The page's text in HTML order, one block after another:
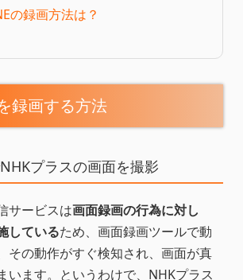
の録画方法は？
録画する方法
プラスの画面を撮影
サービスは画面録画の行為に対し
しているため、画面録画ツールで動
その動作がすぐ検知され、画面が真
います。というわけで、NHKプラス